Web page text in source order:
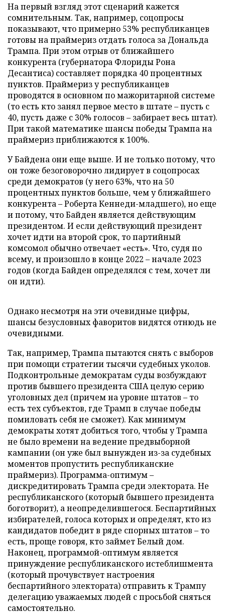
На первый взгляд этот сценарий кажется
сомнительным. Так, например, соцопросы
показывают, что примерно 53% республиканцев
готовы на праймериз отдать голоса за Дональда
Трампа. При этом отрыв от ближайшего
конкурента (губернатора Флориды Рона
Десантиса) составляет порядка 40 процентных
пунктов. Праймериз у республиканцев
проводятся в основном по мажоритарной системе
(то есть кто занял первое место в штате – пусть с
40, пусть даже с 30% голосов – забирает весь штат).
При такой математике шансы победы Трампа на
праймериз приближаются к 100%.
У Байдена они еще выше. И не только потому, что
он тоже безоговорочно лидирует в соцопросах
среди демократов (у него 63%, что на 50
процентных пунктов больше, чем у ближайшего
конкурента – Роберта Кеннеди-младшего), но еще
и потому, что Байден является действующим
президентом. И если действующий президент
хочет идти на второй срок, то партийный
комсомол обычно отвечает «есть». Что, судя по
всему, и произошло в конце 2022 – начале 2023
годов (когда Байден определялся с тем, хочет ли
он идти).
Однако несмотря на эти очевидные цифры,
шансы безусловных фаворитов видятся отнюдь не
очевидными.
Так, например, Трампа пытаются снять с выборов
при помощи стратегии тысячи судебных уколов.
Подконтрольные демократам суды возбуждают
против бывшего президента США целую серию
уголовных дел (причем на уровне штатов – то
есть тех субъектов, где Трамп в случае победы
помиловать себя не сможет). Как минимум
демократы хотят добиться того, чтобы у Трампа
не было времени на ведение предвыборной
кампании (он уже был вынужден из-за судебных
моментов пропустить республиканские
праймериз). Программа-оптимум –
дискредитировать Трампа среди электората. Не
республиканского (который бывшего президента
боготворит), а неопределившегося. Беспартийных
избирателей, голоса которых и определят, кто из
кандидатов победит в ряде спорных штатов – то
есть, проще говоря, кто займет Белый дом.
Наконец, программой-оптимум является
принуждение республиканского истеблишмента
(который прочувствует настроения
беспартийного электората) отправить к Трампу
делегацию уважаемых людей с просьбой сняться
самостоятельно.